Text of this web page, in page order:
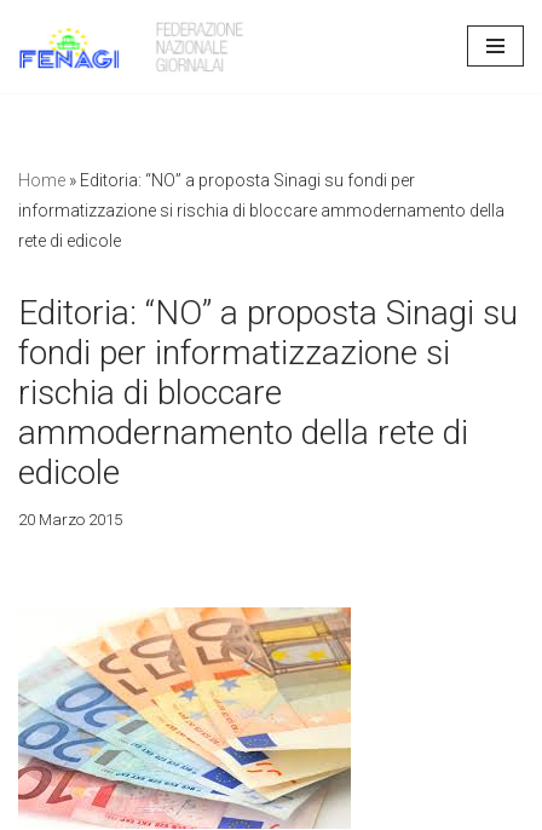
Vai
Home » Editoria: “NO” a proposta Sinagi su fondi per
informatizzazione si rischia di bloccare ammodernamento della
rete di edicole
Editoria: “NO” a proposta Sinagi su
fondi per informatizzazione si
rischia di bloccare
ammodernamento della rete di
edicole
20 Marzo 2015